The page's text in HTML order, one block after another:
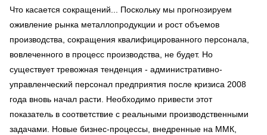
Что касается сокращений... Поскольку мы прогнозируем
оживление рынка металлопродукции и рост объемов
производства, сокращения квалифицированного персонала,
вовлеченного в процесс производства, не будет. Но
существует тревожная тенденция - административно-
управленческий персонал предприятия после кризиса 2008
года вновь начал расти. Необходимо привести этот
показатель в соответствие с реальными производственными
задачами. Новые бизнес-процессы, внедренные на ММК,